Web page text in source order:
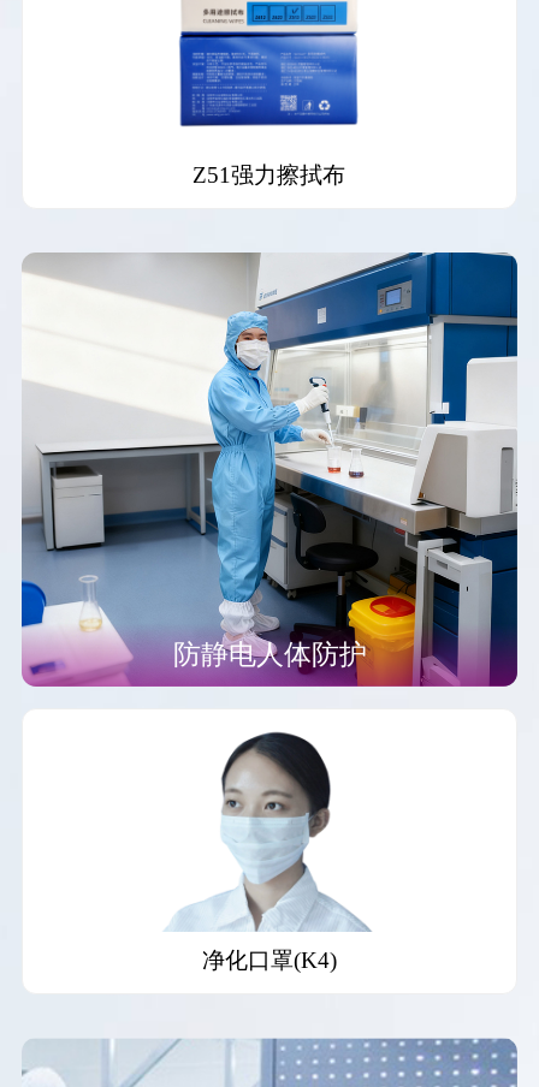
J1 钢网擦拭布（
防静电人体防护